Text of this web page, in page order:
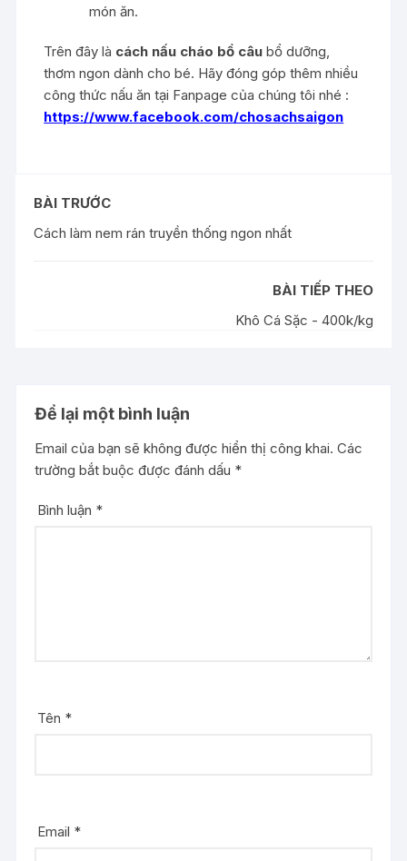
món ăn.
Trên đây là cách nấu cháo bồ câu bổ dưỡng,
thơm ngon dành cho bé. Hãy đóng góp thêm nhiều
công thức nấu ăn tại Fanpage của chúng tôi nhé :
https://www.facebook.com/chosachsaigon
BÀI TRƯỚC
Cách làm nem rán truyền thống ngon nhất
BÀI TIẾP THEO
Khô Cá Sặc - 400k/kg
Để lại một bình luận
Email của bạn sẽ không được hiển thị công khai. Các
trường bắt buộc được đánh dấu *
Bình luận *
Tên *
Email *